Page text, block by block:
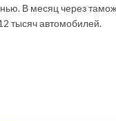
В месяц через
тысяч автомобилей.